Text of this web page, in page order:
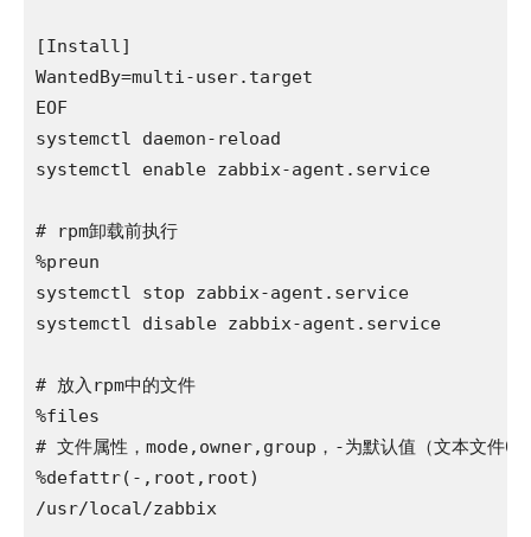
[Install]
WantedBy=multi-user.target
EOF
systemctl daemon-reload
systemctl enable zabbix-agent.service
# rpm卸载前执行
%preun
systemctl stop zabbix-agent.service
systemctl disable zabbix-agent.service
# 放入rpm中的文件
%files
# 文件属性，mode,owner,group，-为默认值（文本文件
%defattr(-,root,root)
/usr/local/zabbix